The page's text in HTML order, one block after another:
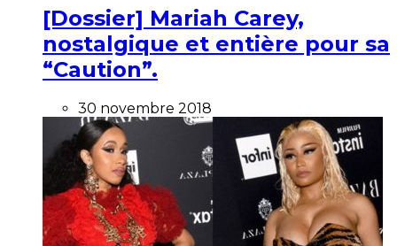
[Dossier] Mariah Carey,
nostalgique et entière pour sa
“Caution”.
30 novembre 2018